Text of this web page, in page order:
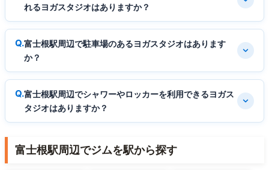
れるヨガスタジオはありますか？
富士根駅周辺で駐車場のあるヨガスタジオはあります
か？
富士根駅周辺でシャワーやロッカーを利用できるヨガス
タジオはありますか？
富士根駅周辺でジムを駅から探す